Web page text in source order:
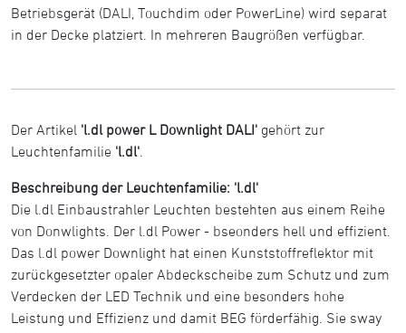
Betriebsgerät (DALI, Touchdim oder PowerLine) wird separat
in der Decke platziert. In mehreren Baugrößen verfügbar.
Der Artikel 'l.dl power L Downlight DALI' gehört zur
Leuchtenfamilie 'l.dl'
Beschreibung der Leuchtenfamilie: 'l.dl'
Die l.dl Einbaustrahler Leuchten bestehten aus einem Reihe
von Donwlights. Der l.dl Power - bseonders hell und effizient.
Das l.dl power Downlight hat einen Kunststoffreflektor mit
zurückgesetzter opaler Abdeckscheibe zum Schutz und zum
Verdecken der LED Technik und eine besonders hohe
Leistung und Effizienz und damit BEG förderfähig. Sie sway